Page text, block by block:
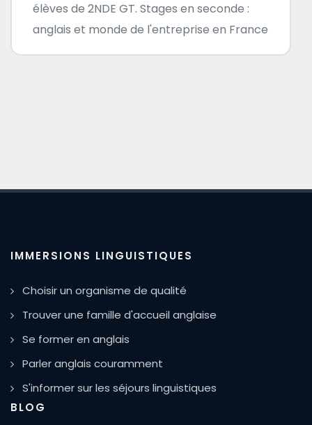
élèves de 2NDE GT. Stages en seconde :
anglais et monde de l'entreprise en France
IMMERSIONS LINGUISTIQUES
Choisir un organisme de qualité
Trouver une famille d'accueil anglaise
Se former en anglais
Parler anglais couramment
S'informer sur les séjours linguistiques
BLOG